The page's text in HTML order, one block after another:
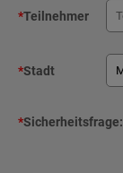
*Teilnehmer
*Stadt
*Sicherheitsfrage: